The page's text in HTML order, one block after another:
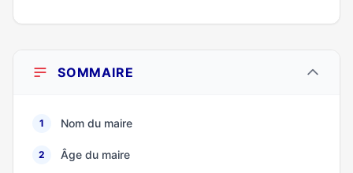
SOMMAIRE
1 Nom du maire
2 Âge du maire